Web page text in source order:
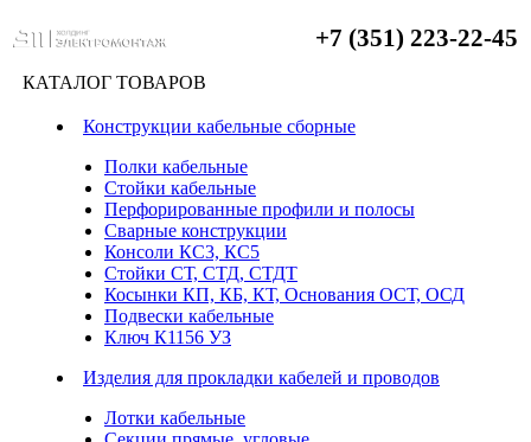
+7 (351) 223-22-45
КАТАЛОГ ТОВАРОВ
Конструкции кабельные сборные
Полки кабельные
Стойки кабельные
Перфорированные профили и полосы
Сварные конструкции
Консоли КС3, КС5
Стойки СТ, СТД, СТДТ
Косынки КП, КБ, КТ, Основания ОСТ, ОСД
Подвески кабельные
Ключ К1156 УЗ
Изделия для прокладки кабелей и проводов
Лотки кабельные